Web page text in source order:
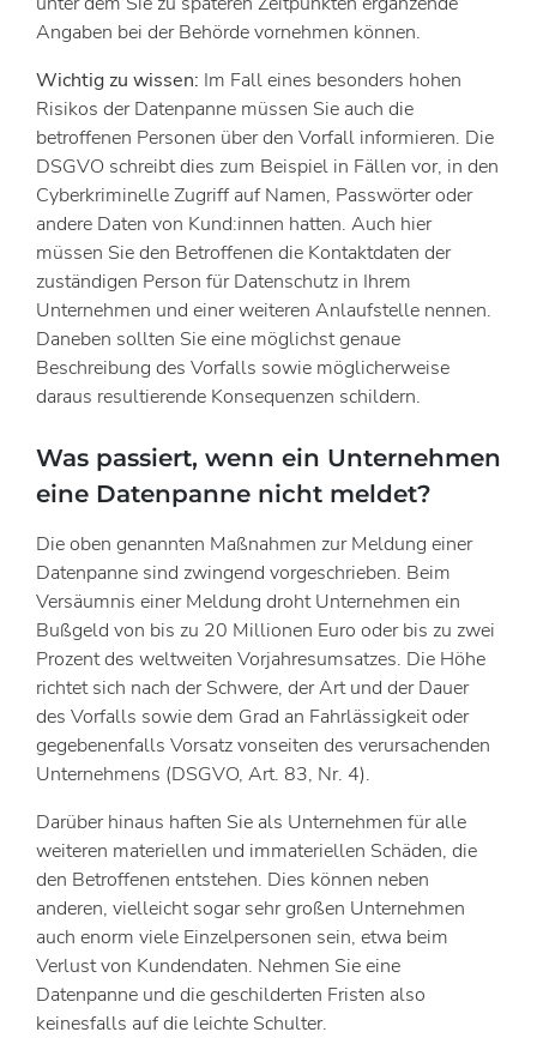
Angaben bei der Behörde vornehmen können.
Wichtigzu wissen: Im Fall eines besonders hohen
Risikos der Datenpanne müssen Sie auch die
betroffenen Personen über den Vorfall informieren. Die
DSGVO schreibt dies zum Beispiel in Fällen vor, in den
Cyberkriminelle Zugriff auf Namen, Passwörter oder
andere Daten von Kund:innen hatten. Auch hier
müssen Sie den Betroffenen die Kontaktdaten der
zuständigen Person für Datenschutz in Ihrem
Unternehmen und einer weiteren Anlaufstelle nennen.
Daneben sollten Sie eine möglichst genaue
Beschreibung des Vorfalls sowie möglicherweise
daraus resultierende Konsequenzen schildern.
Was passiert, wenn ein Unternehmen
eine Datenpanne nicht meldet?
Die oben genannten Maßnahmen zur Meldung einer
Datenpanne sind zwingend vorgeschrieben. Beim
Versäumnis einer Meldung droht Unternehmen ein
Bußgeld von bis zu 20 Millionen Euro oder bis zu zwei
Prozent des weltweiten Vorjahresumsatzes. Die Höhe
richtet sich nach der Schwere, der Art und der Dauer
des Vorfalls sowie dem Grad an Fahrlässigkeit oder
gegebenenfalls Vorsatz vonseiten des verursachenden
Unternehmens (DSGVO, Art. 83, Nr. 4).
Darüber hinaus haften Sie als Unternehmen für alle
weiteren materiellen und immateriellen Schäden, die
den Betroffenen entstehen. Dies können neben
anderen, vielleicht sogar sehr großen Unternehmen
auch enorm viele Einzelpersonen sein, etwa beim
Verlust von Kundendaten. Nehmen Sie eine
Datenpanne und die geschilderten Fristen also
keinesfalls auf die leichte Schulter.